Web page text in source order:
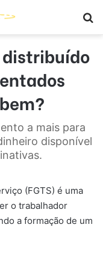
distribuído
a mais para
disponível
(FGTS) é uma
o trabalhador
a formação de um